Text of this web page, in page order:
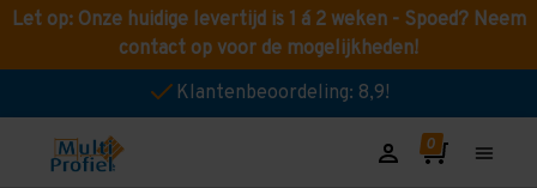
Let op: Onze huidige levertijd is 1 á 2 weken - Spoed? Neem
contact op voor de mogelijkheden!
Klantenbeoordeling: 8,9!